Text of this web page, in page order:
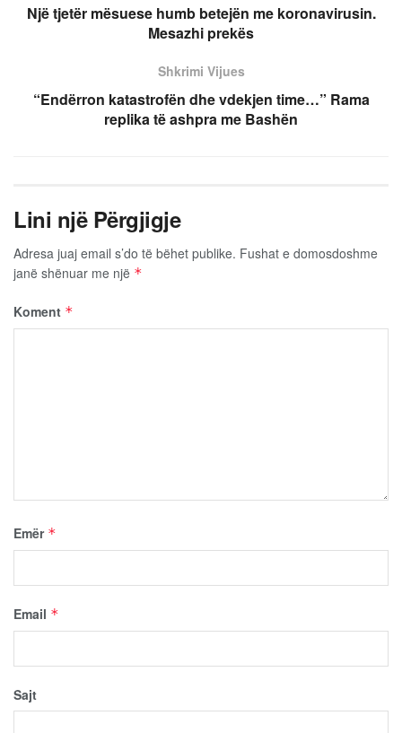
Një tjetër mësuese humb betejën me koronavirusin.
Mesazhi prekës
Shkrimi Vijues
“Endërron katastrofën dhe vdekjen time…” Rama
replika të ashpra me Bashën
Lini një Përgjigje
Adresa juaj email s’do të bëhet publike. Fushat e domosdoshme
janë shënuar me një *
Koment *
Emër *
Email *
Sajt